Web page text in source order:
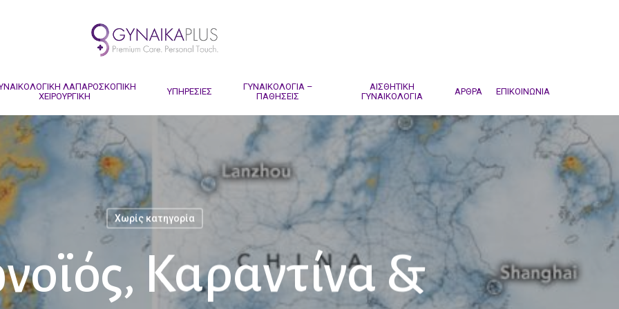
ΛΑΠΑΡΟΣΚΟΠΙΚΗ
ΧΕΙΡΟΥΡΓΙΚΗ
ΥΠΗΡΕΣΙΕΣ
ΓΥΝΑΙΚΟΛΟΓΙΑ –
ΠΑΘΗΣΕΙΣ
ΑΙΣΘΗΤΙΚΗ
ΓΥΝΑΙΚΟΛΟΓΙΑ
ΑΡΘΡΑ ΕΠΙΚΟΙΝΩΝΙΑ
Χωρίς κατηγορία
Καραντίνα &